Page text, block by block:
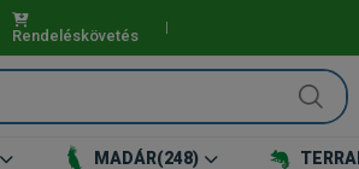
Rendeléskövetés
MADÁR(248)